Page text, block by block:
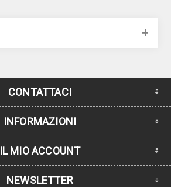
CONTATTACI
INFORMAZIONI
IL MIO ACCOUNT
NEWSLETTER